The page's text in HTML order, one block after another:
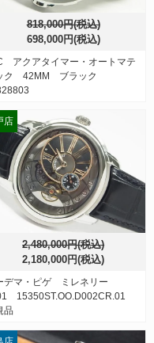
818,000円(税込)
698,000円(税込)
アクアタイマー・オートマテ
ク 42MM ブラック
2,480,000円(税込)
2,180,000円(税込)
デマ・ピゲ ミレネリー
15350ST.OO.D002CR.01
品
店